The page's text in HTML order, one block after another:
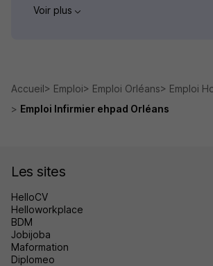
Voir plus
Accueil Emploi Emploi Orléans
Emploi
Emploi Infirmier ehpad Orléans
Les sites
HelloCV
Helloworkplace
BDM
Jobijoba
Maformation
Diplomeo